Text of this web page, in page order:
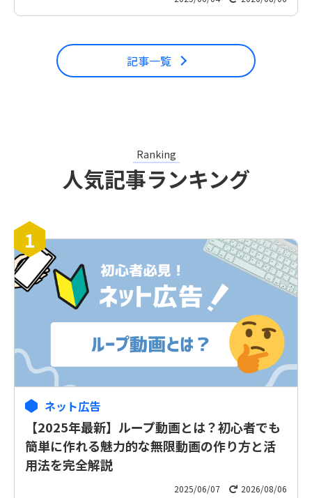
記事一覧
Ranking
人気記事ランキング
1
ネット広告
【2025年最新】ループ動画とは？初心者でも
簡単に作れる魅力的な無限動画の作り方と活
用法を完全解説
2025/06/07 2026/08/06